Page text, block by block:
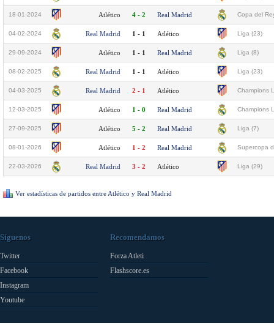
18-01-2024 Atlético 4 - 2 Real Madrid Copa del
04-02-2024 Real Madrid 1 - 1 Atlético Liga (23)
29-09-2024 Atlético 1 - 1 Real Madrid Liga (8)
08-02-2025 Real Madrid 1 - 1 Atlético Liga (23)
04-03-2025 Real Madrid 2 - 1 Atlético Champions
12-03-2025 Atlético 1 - 0 Real Madrid Champions
27-09-2025 Atlético 5 - 2 Real Madrid Liga (7)
08-01-2026 Atlético 1 - 2 Real Madrid Supercopa
22-03-2026 Real Madrid 3 - 2 Atlético Liga (29)
Ver estadísticas de partidos entre Atlético y Real Madrid
Síguenos
Twitter
Facebook
Instagram
Youtube
Recomendamos
Forza Atleti
Flashscore.es